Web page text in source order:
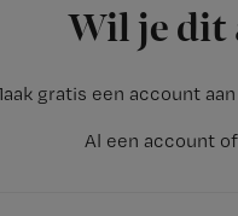
Wil je dit
gratis een account
Al een account